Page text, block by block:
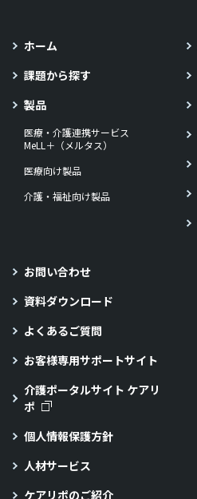
ホーム
課題から探す
製品
医療・介護連携サービス
MeLL＋（メルタス）
医療向け製品
介護・福祉向け製品
お問い合わせ
資料ダウンロード
よくあるご質問
お客様専用サポートサイト
介護ポータルサイト ケアリ
ポ
個人情報保護方針
人材サービス
ケアリポのご紹介